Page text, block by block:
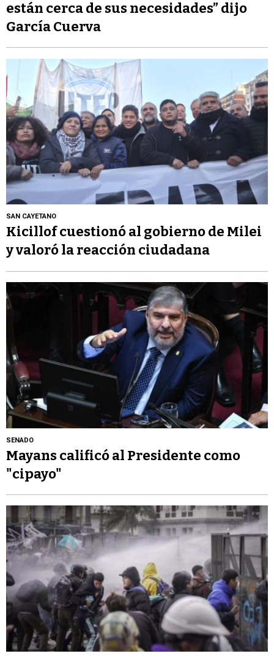
están cerca de sus necesidades” dijo
García Cuerva
SAN CAYETANO
Kicillof cuestionó al gobierno de Milei
y valoró la reacción ciudadana
SENADO
Mayans calificó al Presidente como
"cipayo"